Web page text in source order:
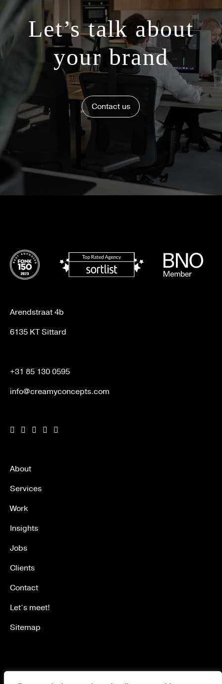
Let’s talk about
your brand
Contact us
Arendstraat 4b
6135 KT Sittard
+31 85 130 0595
info@creamyconcepts.com
About
Services
Work
Insights
Jobs
Clients
Contact
Let’s meet!
Sitemap